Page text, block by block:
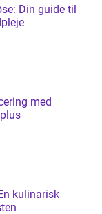
Din guide til
med
kulinarisk